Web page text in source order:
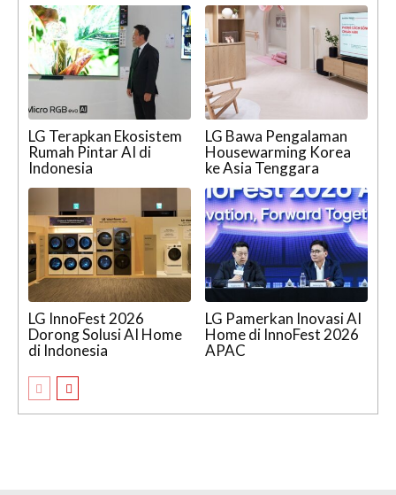
LG Terapkan Ekosistem
Rumah Pintar AI di
Indonesia
LG Bawa Pengalaman
Housewarming Korea
ke Asia Tenggara
LG InnoFest 2026
Dorong Solusi AI Home
di Indonesia
LG Pamerkan Inovasi AI
Home di InnoFest 2026
APAC